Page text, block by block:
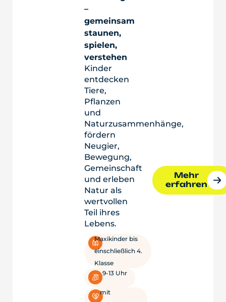
–
gemeinsam
staunen,
spielen,
verstehen
Kinder
entdecken
Tiere,
Pflanzen
und
Naturzusammenhänge,
fördern
Neugier,
Bewegung,
Gemeinschaft
und erleben
Natur als
wertvollen
Teil ihres
Lebens.
Maxikinder bis
einschließlich 4.
Klasse
9-13 Uhr
mit
Mehr
erfahren